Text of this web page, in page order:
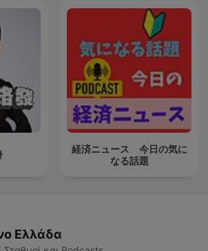
経済ニュース 今日の気に
なる話題
Ελλάδα